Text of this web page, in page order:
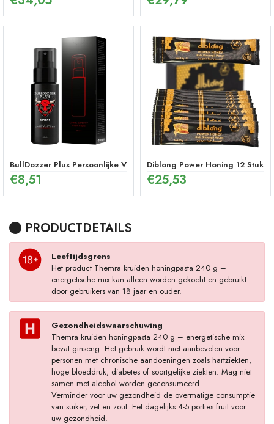
BullDozzer Plus Persoonlijke Verzorgingsspray
€8,51
Diblong Power Honing 12 Stuks
€25,53
PRODUCTDETAILS
Leeftijdsgrens
Het product Themra kruiden honingpasta 240 g –
energetische mix kan alleen worden gekocht en gebruikt
door gebruikers van 18 jaar en ouder.
Gezondheidswaarschuwing
Themra kruiden honingpasta 240 g – energetische mix
bevat ginseng. Het gebruik wordt niet aanbevolen voor
personen met chronische aandoeningen zoals hartziekten,
hoge bloeddruk, diabetes of soortgelijke ziekten. Mag niet
samen met alcohol worden geconsumeerd.
Verminder voor uw gezondheid de overmatige consumptie
van suiker, vet en zout. Eet dagelijks 4-5 porties fruit voor
uw gezondheid.